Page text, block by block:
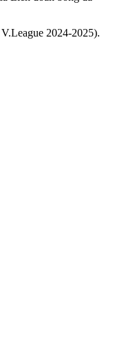
2024-2025).